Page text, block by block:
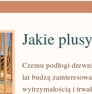
Jakie
Czemu podłogi
lat budzą
wytrzymałością i